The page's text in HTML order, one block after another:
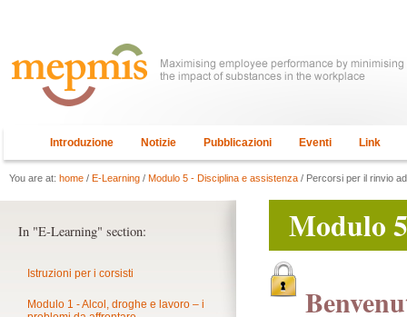
Introduzione Notizie Pubblicazioni Eventi Link
You are at: home / E-Learning / Modulo 5 - Disciplina e assistenza / Percorsi per il rinvio
Modulo
In "E-Learning" section:
Istruzioni per i corsisti
Modulo 1 - Alcol, droghe e lavoro – i